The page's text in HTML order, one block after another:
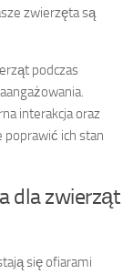
zwierzęta są
podczas
interakcja oraz
ich stan
dla zwierząt
się ofiarami